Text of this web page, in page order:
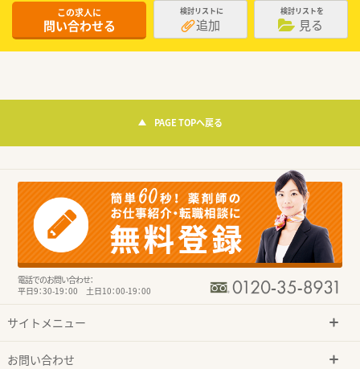
この求人に
問い合わせる
検討リストに
追加
検討リストを
見る
PAGE TOPへ戻る
電話でのお問い合わせ：
平日9：30-19：00 土日10：00-19：00
サイトメニュー
お問い合わせ